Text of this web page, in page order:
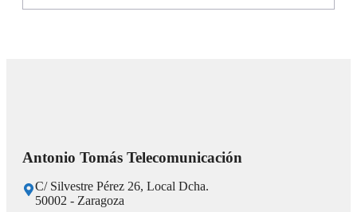
Antonio Tomás Telecomunicación
C/ Silvestre Pérez 26, Local Dcha.
50002 - Zaragoza